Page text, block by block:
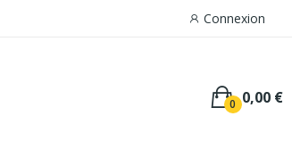
Connexion
0,00 €
0